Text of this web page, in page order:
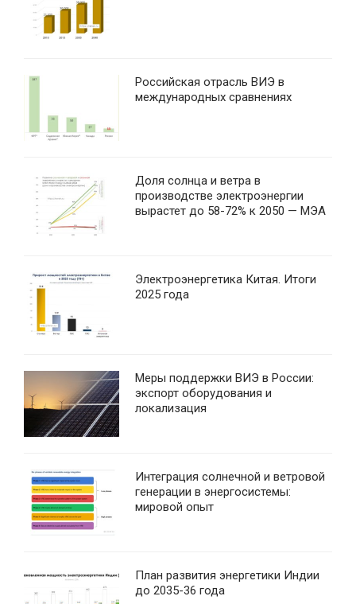
Российская отрасль ВИЭ в
международных сравнениях
Доля солнца и ветра в
производстве электроэнергии
вырастет до 58-72% к 2050 — МЭА
Электроэнергетика Китая. Итоги
2025 года
Меры поддержки ВИЭ в России:
экспорт оборудования и
локализация
Интеграция солнечной и ветровой
генерации в энергосистемы:
мировой опыт
План развития энергетики Индии
до 2035-36 года